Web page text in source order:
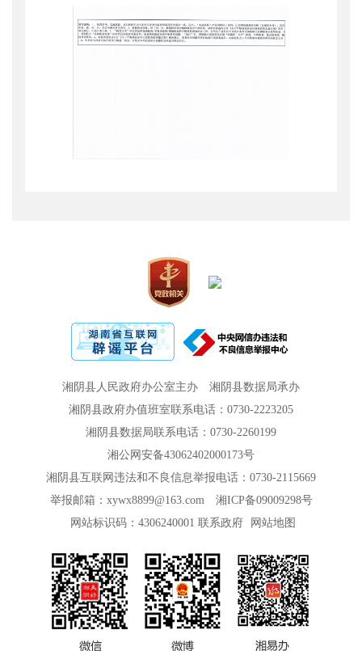
湘阴县人民政府办公室主办
湘阴县数据局承办
湘阴县政府办值班室联系电话：0730-2223205
湘阴县数据局联系电话：0730-2260199
湘公网安备43062402000173号
湘阴县互联网违法和不良信息举报电话：0730-2115669
举报邮箱：xywx8899@163.com
湘ICP备09009298号
网站标识码：4306240001 联系政府 网站地图